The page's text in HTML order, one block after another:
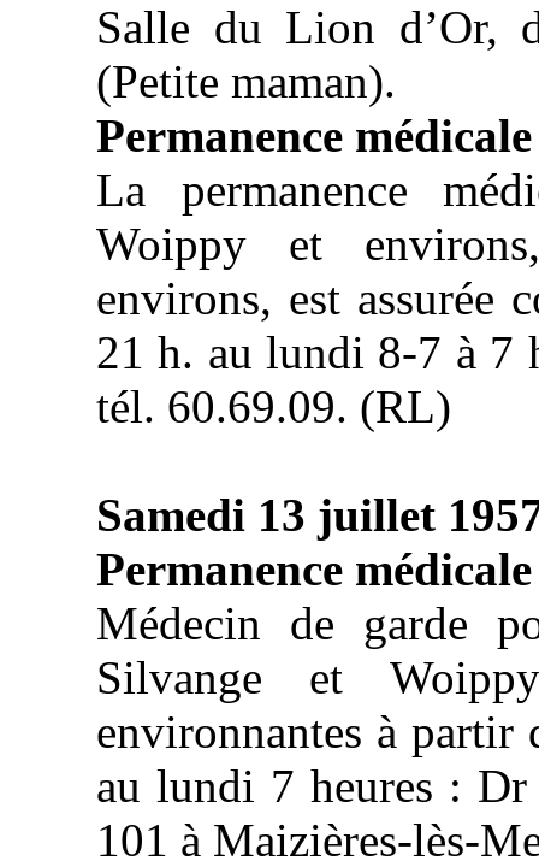
Salle du Lion d’Or,
(Petite maman).
Permanence médicale
La permanence
Woippy et
environs, est assurée
21 h. au lundi 8-7 à 7
tél. 60.69.09. (RL)
Samedi 13 juillet
Permanence médicale
Médecin de garde
Silvange et
environnantes à partir
au lundi 7 heures :
101 à Maizières-lès-